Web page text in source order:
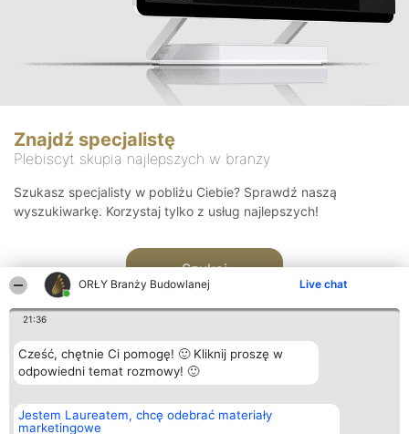
ORŁY Branży Budowlanej Live chat
21:36
Cześć, chętnie Ci pomogę! 🙂 Kliknij proszę w
odpowiedni temat rozmowy! 🙂
Jestem Laureatem, chcę odebrać materiały
marketingowe
Znajdź specjalistę
Plebiscyt skupia najlepszych w branży
Szukasz specjalisty w pobliżu Ciebie? Sprawdź naszą
wyszukiwarkę. Korzystaj tylko z usług najlepszych!
Szukaj
Organizator plebiscytu
Bright Side Solutions sp. z o.
o. sp. k.
Plebiscyt
Laureaci
Kontakt
Kontakt